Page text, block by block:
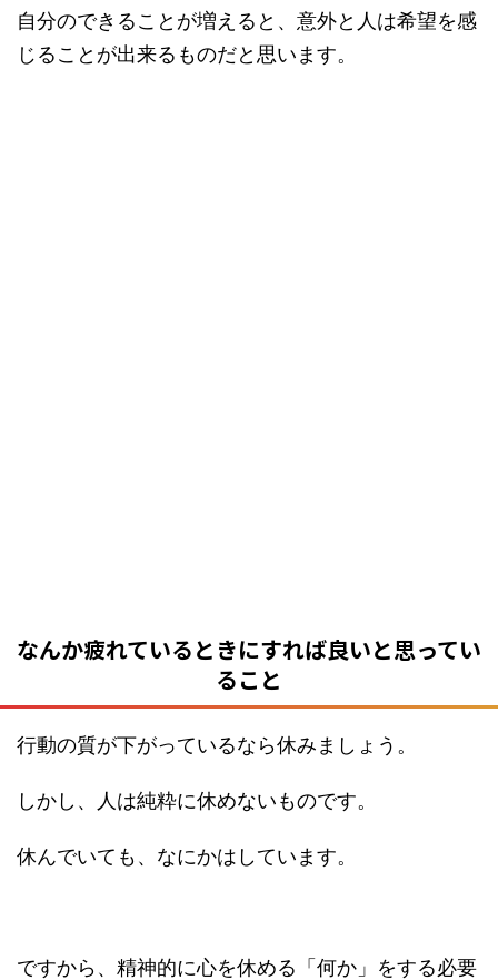
自分のできることが増えると、意外と人は希望を感
じることが出来るものだと思います。
なんか疲れているときにすれば良いと思ってい
ること
行動の質が下がっているなら休みましょう。
しかし、人は純粋に休めないものです。
休んでいても、なにかはしています。
ですから、精神的に心を休める「何か」をする必要